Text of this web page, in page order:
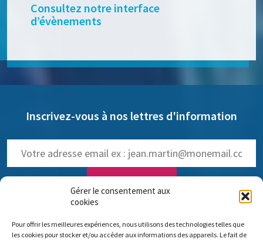
Gérer le consentement aux
cookies
Pour offrir les meilleures expériences, nous utilisons des technologies telles que
les cookies pour stocker et/ou accéder aux informations des appareils. Le fait de
Consultez notre interface
d’évènements
Inscrivez-vous à nos lettres d'information
trimestrielle de Pro Anima(Voir les anciennes lettres)